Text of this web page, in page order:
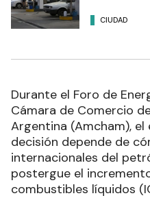
CIUDAD
Durante el Foro de
Cámara de Comercio
Argentina (Amcham),
decisión depende de
internacionales del
postergue el
combustibles líquidos